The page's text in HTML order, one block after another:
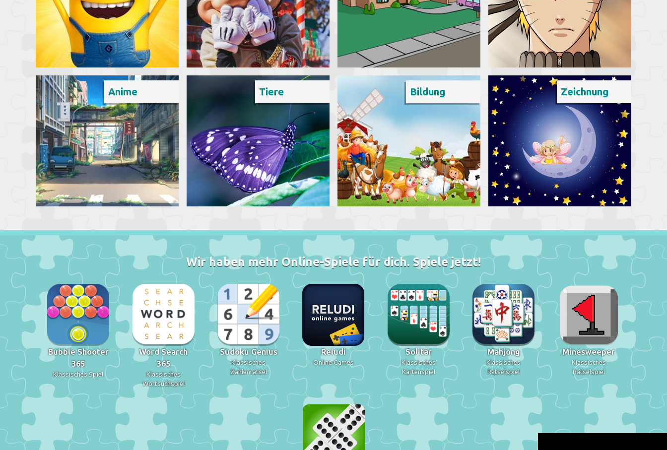
Anime Tiere Bildung Zeichnung
Wir haben mehr Online-Spiele für dich. Spiele jetzt!
Bubble Shooter
365
Klassisches Spiel
Word Search
365
Klassisches
Wortsuchspiel
Sudoku Genius
Klassisches
Zahlenrätsel
Reludi
Online Games
Solitär
Klassisches
Kartenspiel
Mahjong
Klassisches
Rätselspiel
Minesweeper
Klassisches
Rätselspiel